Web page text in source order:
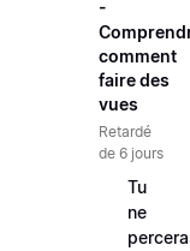
-
comment
faire des
vues
Retardé
de 6 jours
Tu
ne